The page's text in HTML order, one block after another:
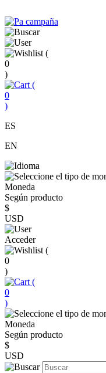
(
0
)
(
0
)
ES
EN
Moneda
Según producto
$
USD
Acceder
(
0
)
(
0
)
Moneda
Según producto
$
USD